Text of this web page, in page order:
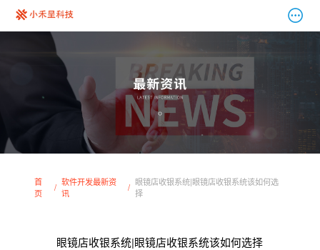
首
页
软件开发最新资
讯
眼镜店收银系统|眼镜店收银系统该如何选
择
眼镜店收银系统|眼镜店收银系统该如何选择